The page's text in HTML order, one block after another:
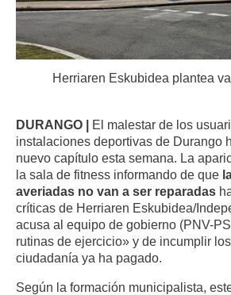
Herriaren Eskubidea plantea
DURANGO | El malestar de los
instalaciones deportivas de Durango
nuevo capítulo esta semana. La
la sala de fitness informando de que
averiadas no van a ser reparadas
críticas de Herriaren Eskubidea/
acusa al equipo de gobierno (PNV-
rutinas de ejercicio» y de incumplir
ciudadanía ya ha pagado.
Según la formación municipalista,